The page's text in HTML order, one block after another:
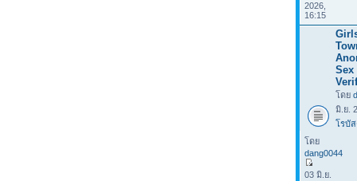
2026,
16:15
Sex
โดย
มิ.ย.
โรบั
โดย
dang0044
03 มิ.ย.